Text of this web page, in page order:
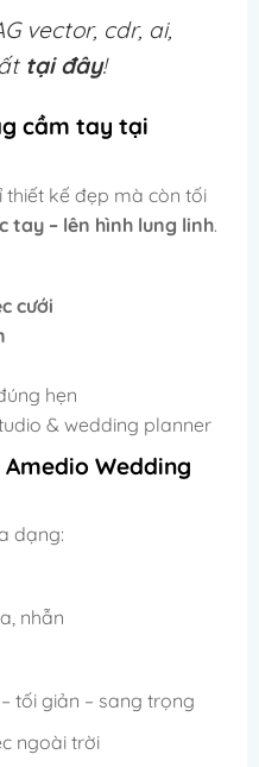
vector, cdr, ai,
tại đây!
cầm tay tại
thiết kế đẹp mà còn tối
tay – lên hình lung linh.
cưới
hẹn
& wedding planner
Wedding
dạng:
nhẫn
tối giản – sang trọng
ngoài trời